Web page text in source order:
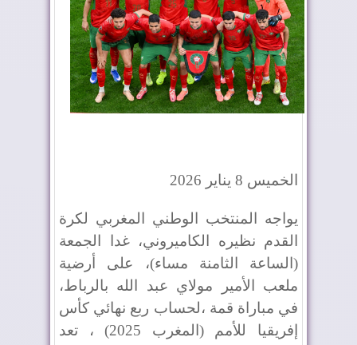
الخميس 8 يناير 2026
يواجه المنتخب الوطني المغربي لكرة
القدم نظيره الكاميروني، غدا الجمعة
(الساعة الثامنة مساء)، على أرضية
ملعب الأمير مولاي عبد الله بالرباط،
في مباراة قمة ،لحساب ربع نهائي كأس
إفريقيا للأمم (المغرب 2025) ، تعد